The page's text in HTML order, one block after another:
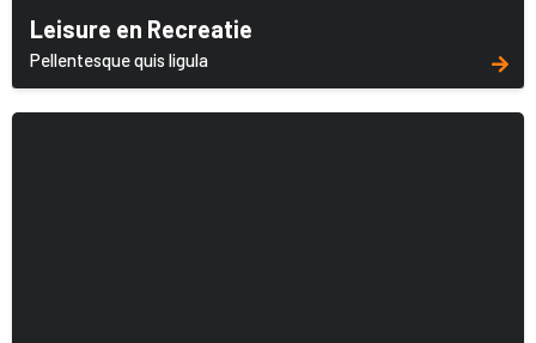
Leisure en Recreatie
Pellentesque quis ligula